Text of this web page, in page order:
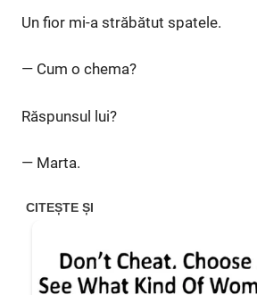
Un fior mi-a străbătut spatele.
— Cum o chema?
Răspunsul lui?
— Marta.